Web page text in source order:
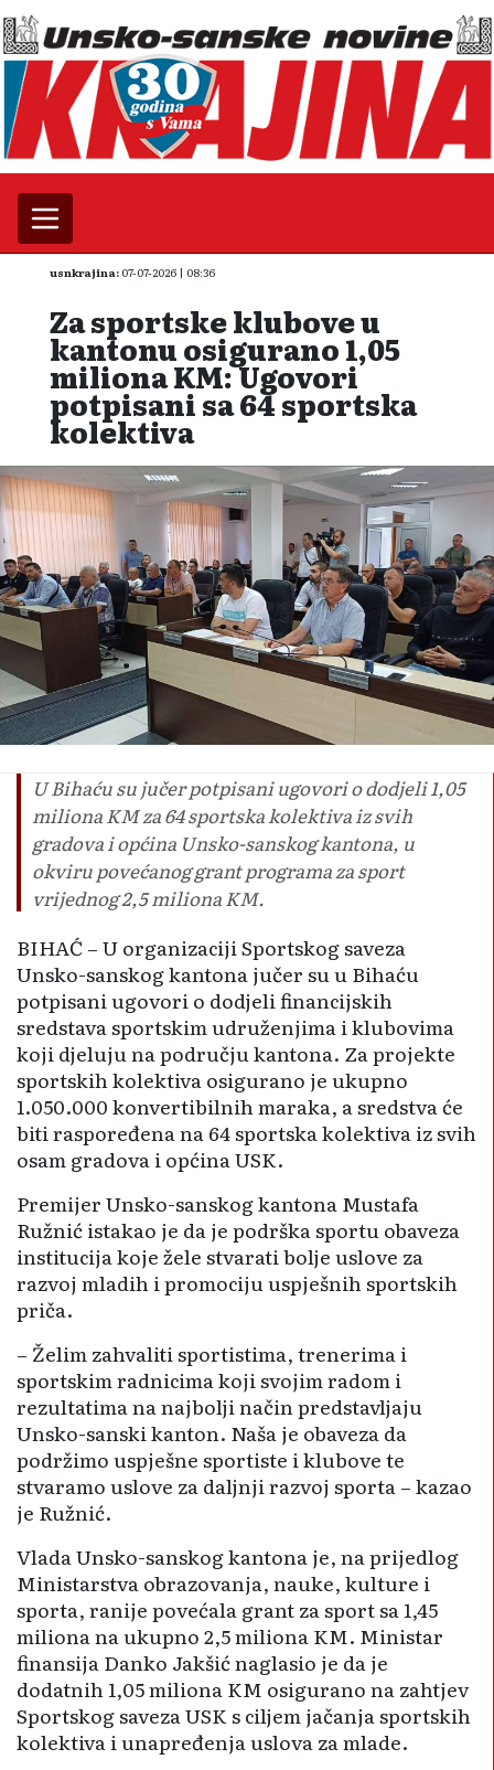
usnkrajina: 07-07-2026 | 08:36
Za sportske klubove u
kantonu osigurano 1,05
miliona KM: Ugovori
potpisani sa 64 sportska
kolektiva
U Bihaću su jučer potpisani ugovori o dodjeli 1,05
miliona KM za 64 sportska kolektiva iz svih
gradova i općina Unsko-sanskog kantona, u
okviru povećanog grant programa za sport
vrijednog 2,5 miliona KM.
BIHAĆ – U organizaciji Sportskog saveza
Unsko-sanskog kantona jučer su u Bihaću
potpisani ugovori o dodjeli financijskih
sredstava sportskim udruženjima i klubovima
koji djeluju na području kantona. Za projekte
sportskih kolektiva osigurano je ukupno
1.050.000 konvertibilnih maraka, a sredstva će
biti raspoređena na 64 sportska kolektiva iz svih
osam gradova i općina USK.
Premijer Unsko-sanskog kantona Mustafa
Ružnić istakao je da je podrška sportu obaveza
institucija koje žele stvarati bolje uslove za
razvoj mladih i promociju uspješnih sportskih
priča.
– Želim zahvaliti sportistima, trenerima i
sportskim radnicima koji svojim radom i
rezultatima na najbolji način predstavljaju
Unsko-sanski kanton. Naša je obaveza da
podržimo uspješne sportiste i klubove te
stvaramo uslove za daljnji razvoj sporta – kazao
je Ružnić.
Vlada Unsko-sanskog kantona je, na prijedlog
Ministarstva obrazovanja, nauke, kulture i
sporta, ranije povećala grant za sport sa 1,45
miliona na ukupno 2,5 miliona KM. Ministar
finansija Danko Jakšić naglasio je da je
dodatnih 1,05 miliona KM osigurano na zahtjev
Sportskog saveza USK s ciljem jačanja sportskih
kolektiva i unapređenja uslova za mlade.